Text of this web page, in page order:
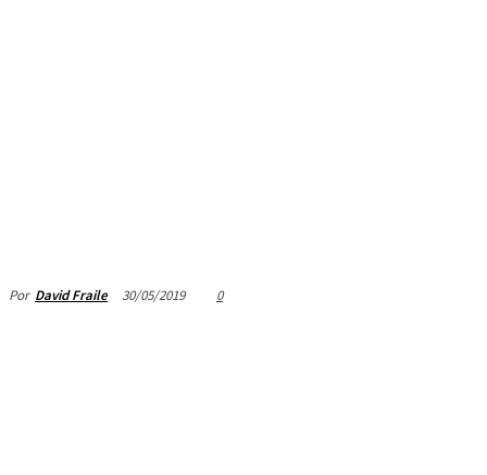
Por David Fraile 30/05/2019 0